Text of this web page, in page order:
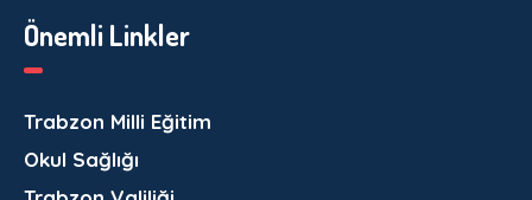
Önemli Linkler
Trabzon Milli Eğitim
Okul Sağlığı